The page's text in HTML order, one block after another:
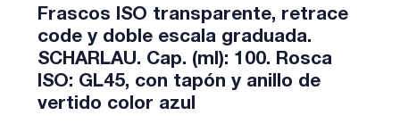
Frascos ISO transparente, retrace
code y doble escala graduada.
SCHARLAU. Cap. (ml): 100. Rosca
ISO: GL45, con tapón y anillo de
vertido color azul